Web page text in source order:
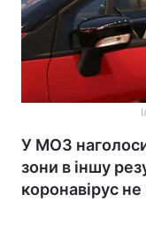
У МОЗ
зони в іншу
коронавірус